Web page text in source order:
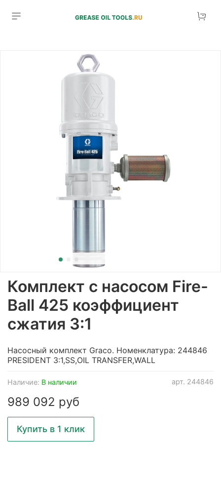
арт. 244846
Наличие: В наличии
Комплект с насосом Fire-
Ball 425 коэффициент
сжатия 3:1
989 092 руб
Купить в 1 клик
Насосный комплект Graco. Номенклатура: 244846
PRESIDENT 3:1,SS,OIL TRANSFER,WALL